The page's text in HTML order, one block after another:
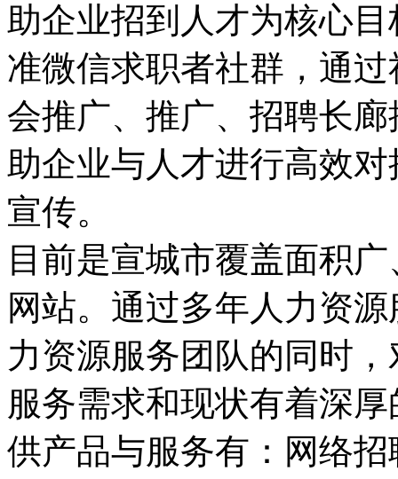
助企业招到人才为核心
准微信求职者社群，通
会推广、推广、招聘长
助企业与人才进行高效
宣传。
目前是宣城市覆盖面积
网站。通过多年人力资
力资源服务团队的同时
服务需求和现状有着深
供产品与服务有：网络